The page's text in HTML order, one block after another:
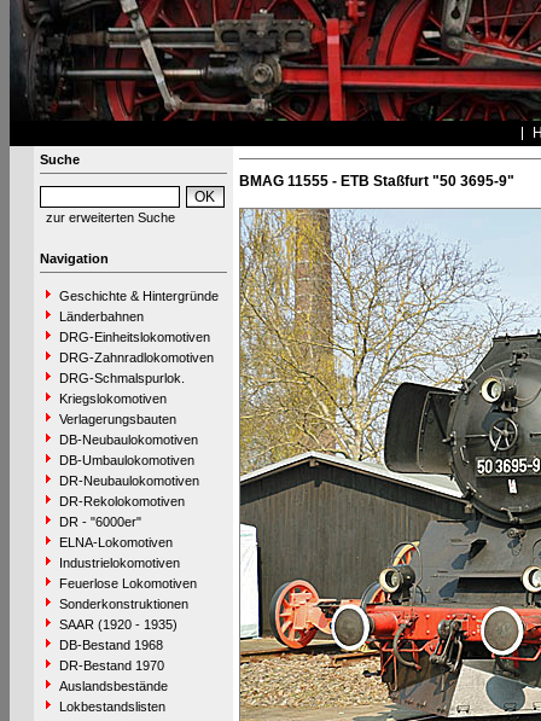
Suche
zur erweiterten Suche
Navigation
Geschichte & Hintergründe
Länderbahnen
DRG-Einheitslokomotiven
DRG-Zahnradlokomotiven
DRG-Schmalspurlok.
Kriegslokomotiven
Verlagerungsbauten
DB-Neubaulokomotiven
DB-Umbaulokomotiven
DR-Neubaulokomotiven
DR-Rekolokomotiven
DR - "6000er"
ELNA-Lokomotiven
Industrielokomotiven
Feuerlose Lokomotiven
Sonderkonstruktionen
SAAR (1920 - 1935)
DB-Bestand 1968
DR-Bestand 1970
Auslandsbestände
Lokbestandslisten
BMAG 11555 - ETB Staßfurt "50 3695-9"